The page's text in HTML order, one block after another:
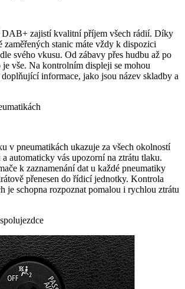
zajistí kvalitní příjem všech rádií. Díky
zaměřených stanic máte vždy k dispozici
svého vkusu. Od zábavy přes hudbu až po
vše. Na kontrolním displeji se mohou
informace, jako jsou název skladby a
v pneumatikách ukazuje za všech okolností
automaticky vás upozorní na ztrátu tlaku.
k zaznamenání dat u každé pneumatiky
přenesen do řídicí jednotky. Kontrola
je schopna rozpoznat pomalou i rychlou ztrátu